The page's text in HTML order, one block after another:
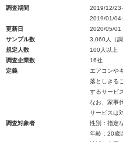
調査期間
2019/12/23
2019/01/04
更新日
2020/05/01
サンプル数
3,060人（
規定人数
100人以上
調査企業数
16社
定義
エアコンや
落としきる
するサービ
なお、家事
サービスは
調査対象者
性別：指定
年齢：20歳